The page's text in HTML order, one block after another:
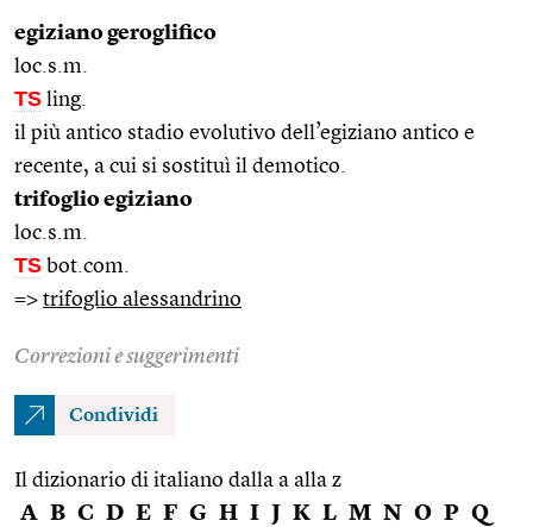
egiziano geroglifico
loc.s.m.
TS ling.
il più antico stadio evolutivo dell’egiziano antico e
recente, a cui si sostituì il demotico.
trifoglio egiziano
loc.s.m.
TS bot.com.
=> trifoglio alessandrino
Correzioni e suggerimenti
Condividi
Il dizionario di italiano dalla a alla z
A B C D E F G H I J K L M N O P Q